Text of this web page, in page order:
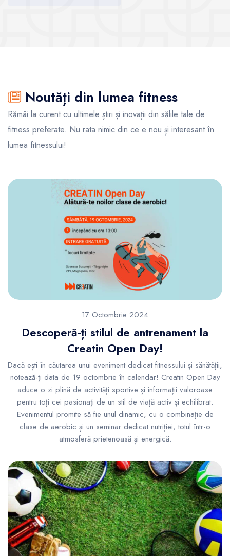
Noutăți din lumea fitness
Rămâi la curent cu ultimele știri și inovații din sălile tale de
fitness preferate. Nu rata nimic din ce e nou și interesant în
lumea fitnessului!
17 Octombrie 2024
Descoperă-ți stilul de antrenament la
Creatin Open Day!
Dacă ești în căutarea unui eveniment dedicat fitnessului și sănătății,
notează-ți data de 19 octombrie în calendar! Creatin Open Day
aduce o zi plină de activități sportive și informații valoroase
pentru toți cei pasionați de un stil de viață activ și echilibrat.
Evenimentul promite să fie unul dinamic, cu o combinație de
clase de aerobic și un seminar dedicat nutriției, totul într-o
atmosferă prietenoasă și energică.